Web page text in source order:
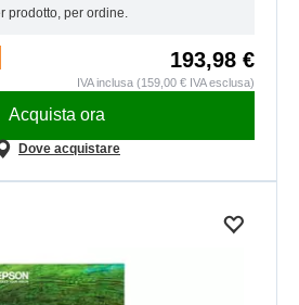
prodotto, per ordine.
193,98 €
IVA inclusa (159,00 € IVA esclusa)
Acquista ora
Dove acquistare